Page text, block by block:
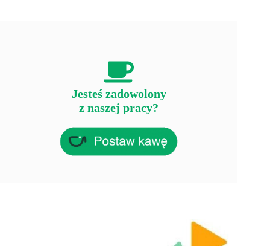
Jesteś zadowolony
z naszej pracy?